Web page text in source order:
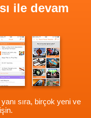
ile devam
sıra, birçok yeni ve